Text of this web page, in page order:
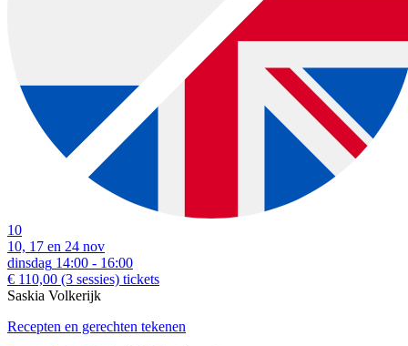
10
10, 17 en 24 nov
dinsdag 14:00 - 16:00
€ 110,00 (3 sessies) tickets
Saskia Volkerijk
Recepten en gerechten tekenen